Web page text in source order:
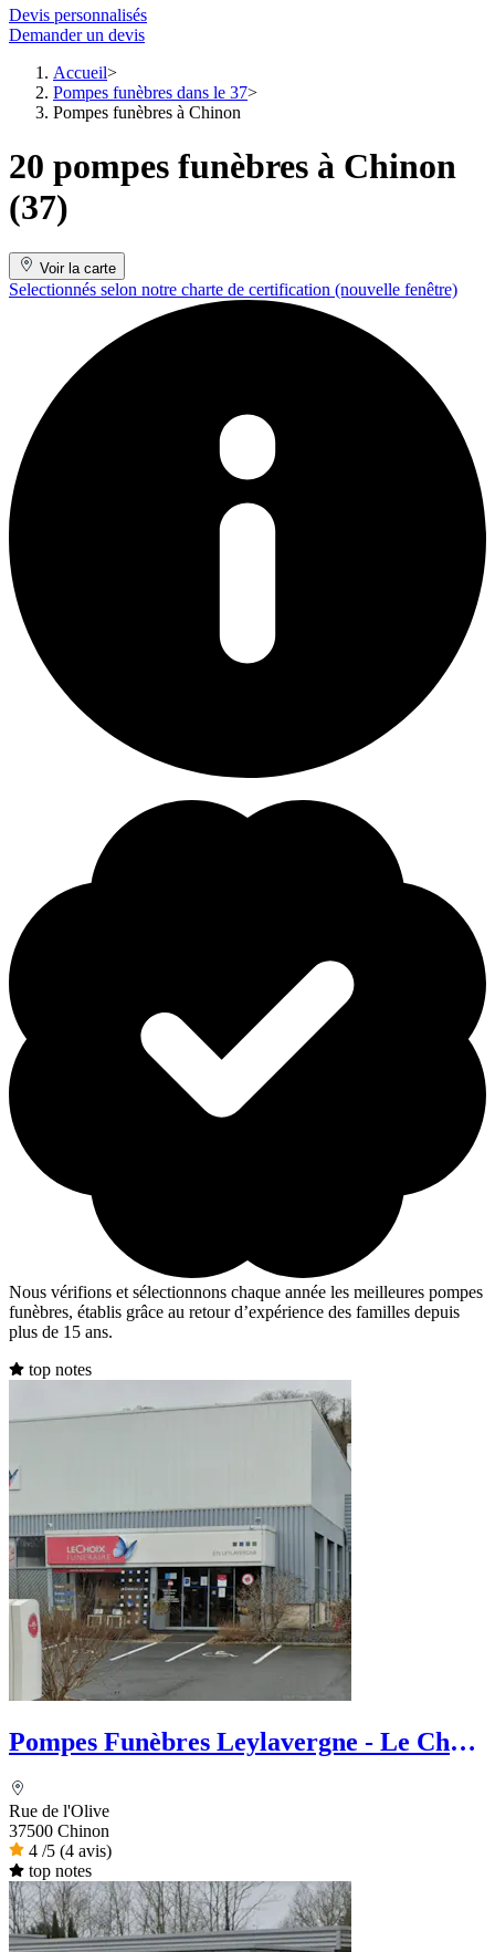
Devis personnalisés
Demander un devis
Accueil
Pompes funèbres dans le 37
Pompes funèbres à Chinon
20 pompes funèbres à Chinon
(37)
Voir la carte
Selectionnés selon notre charte de certification (nouvelle fenêtre)
Nous vérifions et sélectionnons chaque année les meilleures pompes
funèbres, établis grâce au retour d’expérience des familles depuis
plus de 15 ans.
top notes
Pompes Funèbres Leylavergne - Le Choix
Rue de l'Olive
37500 Chinon
4 /5 (4 avis)
top notes